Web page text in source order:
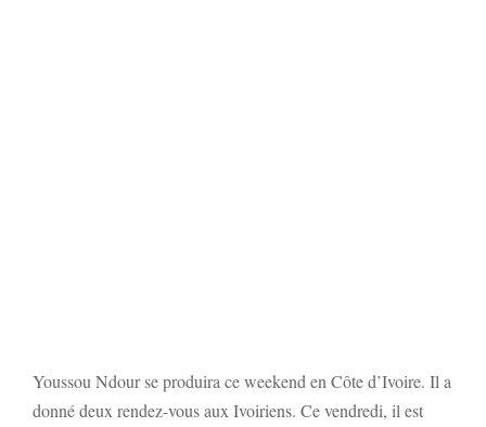
Youssou Ndour se produira ce weekend en Côte d’Ivoire. Il a
donné deux rendez-vous aux Ivoiriens. Ce vendredi, il est